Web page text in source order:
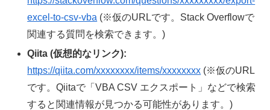
excel-to-csv-vba (※仮のURLです。Stack Overflowで
関連する質問を検索できます。)
Qiita (仮想的なリンク):
https://qiita.com/xxxxxxxx/items/xxxxxxxx (※仮のURL
です。Qiitaで「VBA CSV エクスポート」などで検索
すると関連情報が見つかる可能性があります。)